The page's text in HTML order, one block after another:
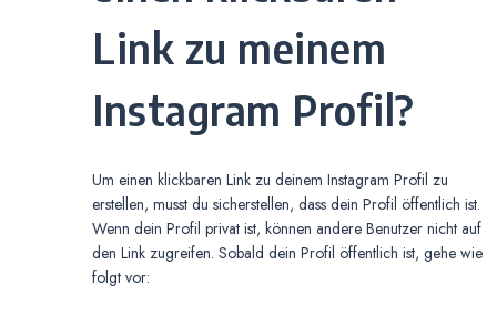
Link zu meinem
Instagram Profil?
Um einen klickbaren Link zu deinem Instagram Profil zu
erstellen, musst du sicherstellen, dass dein Profil öffentlich ist.
Wenn dein Profil privat ist, können andere Benutzer nicht auf
den Link zugreifen. Sobald dein Profil öffentlich ist, gehe wie
folgt vor: